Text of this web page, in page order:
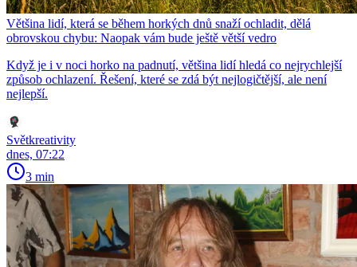
Většina lidí, která se během horkých dnů snaží ochladit, dělá
obrovskou chybu: Naopak vám bude ještě větší vedro
Když je i v noci horko na padnutí, většina lidí hledá co nejrychlejší
způsob ochlazení. Řešení, které se zdá být nejlogičtější, ale není
nejlepší.
Světkreativity
dnes, 07:22
3 min